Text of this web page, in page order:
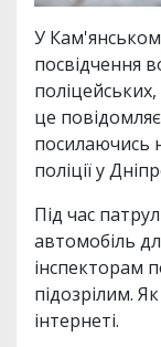
У
посвідчення
це повідомляє
посилаючись
поліції у
Під час
автомобіль
інспекторам
підозрілим.
інтернеті.